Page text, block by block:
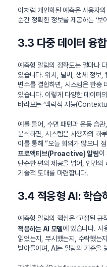
이처럼 개인화된 예측은 사용자
순간 정확한 정보를 제공하는 ‘보
3.3 다중 데이터 융
예측형 알림의 정확도는 얼마나
있습니다. 위치, 날씨, 생체 정보,
변수를 결합하면, 시스템은 한층
있습니다. 이렇게 다양한 데이터
바라보는 ‘맥락적 지능
예를 들어, 수면 패턴과 운동 습
분석하면, 시스템은 사용자의 하
이를 통해 “오늘 회의가 많으니
프로액티브(Proactive) 알림이
단순한 편의 제공을 넘어, 인간의
기술적 토대를 마련합니다.
3.4 적응형 AI: 학습
예측형 알림의 핵심은 ‘고정된 규
적응하는 AI 모델에 있습니다. 사
읽었는지, 무시했는지, 수락했는
받아들이며, AI는 알림의 기준을